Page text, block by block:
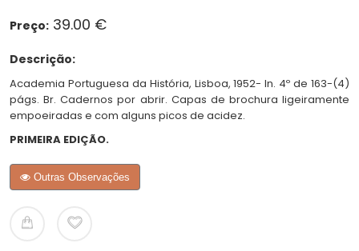
Preço: 39.00 €
Descrição:
Academia Portuguesa da História, Lisboa, 1952- In. 4º de 163-(4)
págs. Br. Cadernos por abrir. Capas de brochura ligeiramente
empoeiradas e com alguns picos de acidez.
PRIMEIRA EDIÇÃO.
Outras Observações